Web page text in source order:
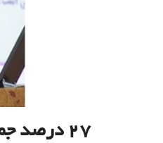
۲۷ درصد جمعیت کشور به مواد مخدر نگرشی مثبت دارند